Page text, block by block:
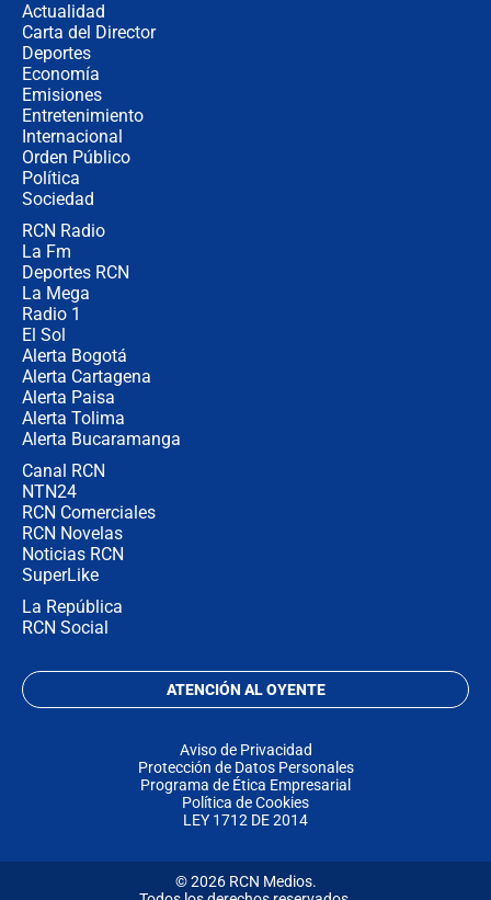
Actualidad
Carta del Director
Deportes
Economía
Emisiones
Entretenimiento
Internacional
Orden Público
Política
Sociedad
RCN Radio
La Fm
Deportes RCN
La Mega
Radio 1
El Sol
Alerta Bogotá
Alerta Cartagena
Alerta Paisa
Alerta Tolima
Alerta Bucaramanga
Canal RCN
NTN24
RCN Comerciales
RCN Novelas
Noticias RCN
SuperLike
La República
RCN Social
ATENCIÓN AL OYENTE
Aviso de Privacidad
Protección de Datos Personales
Programa de Ética Empresarial
Política de Cookies
LEY 1712 DE 2014
© 2026 RCN Medios.